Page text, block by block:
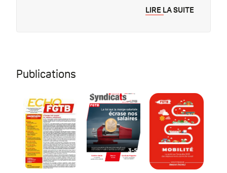
LIRE LA SUITE
Publications
Écho FGTB #4 //2024Syndicats FGTB #7 2021
Mobilité | Le